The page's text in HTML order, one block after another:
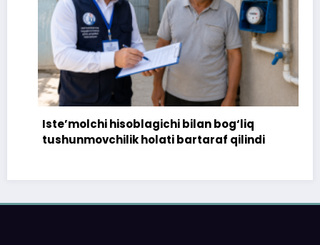
Iste’molchi hisoblagichi bilan bog‘liq
tushunmovchilik holati bartaraf qilindi